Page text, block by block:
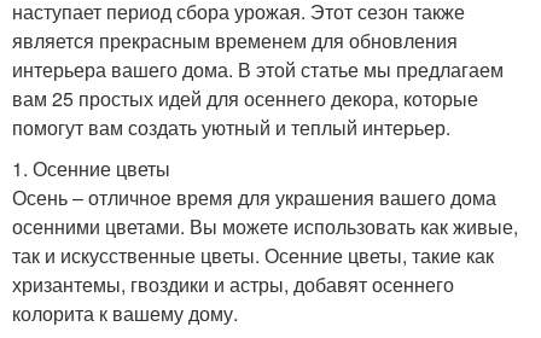
наступает период сбора урожая. Этот сезон также
является прекрасным временем для обновления
интерьера вашего дома. В этой статье мы предлагаем
вам 25 простых идей для осеннего декора, которые
помогут вам создать уютный и теплый интерьер.
1. Осенние цветы
Осень – отличное время для украшения вашего дома
осенними цветами. Вы можете использовать как живые,
так и искусственные цветы. Осенние цветы, такие как
хризантемы, гвоздики и астры, добавят осеннего
колорита к вашему дому.